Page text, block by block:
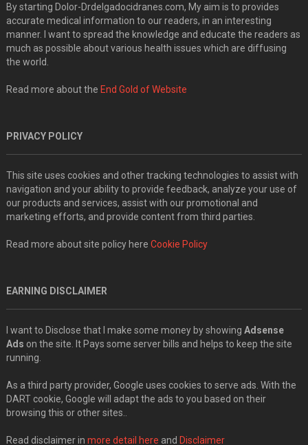
By starting Dolor-Drdelgadocidranes.com, My aim is to provides
accurate medical information to our readers, in an interesting
manner. I want to spread the knowledge and educate the readers as
much as possible about various health issues which are diffusing
the world.
Read more about the End Gold of Website
PRIVACY POLICY
This site uses cookies and other tracking technologies to assist with
navigation and your ability to provide feedback, analyze your use of
our products and services, assist with our promotional and
marketing efforts, and provide content from third parties.
Read more about site policy here Cookie Policy
EARNING DISCLAIMER
I want to Disclose that I make some money by showing Adsense
Ads on the site. It Pays some server bills and helps to keep the site
running.
As a third party provider, Google uses cookies to serve ads. With the
DART cookie, Google will adapt the ads to you based on their
browsing this or other sites..
Read disclaimer in more detail here and Disclaimer